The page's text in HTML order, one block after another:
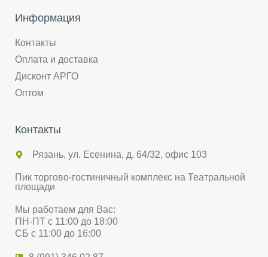
Информация
Контакты
Оплата и доставка
Дисконт АРГО
Оптом
Контакты
Рязань, ул. Есенина, д. 64/32, офис 103
Пик торгово-гостиничный комплекс на Театральной
площади
Мы работаем для Вас:
ПН-ПТ с 11:00 до 18:00
СБ с 11:00 до 16:00